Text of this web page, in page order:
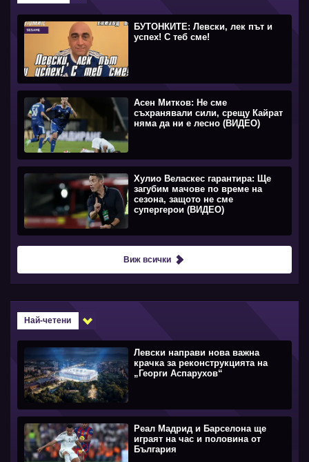
БУТОНКИТЕ: Левски, лек път и
успех! С теб сме!
Асен Митков: Не сме
съхранявали сили, срещу Кайрат
няма да ни е лесно (ВИДЕО)
Хулио Веласкес гарантира: Ще
загубим мачове по време на
сезона, защото не сме
супергерои (ВИДЕО)
Виж всички
Най-четени
Левски направи нова важна
крачка за реконструкцията на
„Георги Аспарухов“
Реал Мадрид и Барселона ще
играят на час и половина от
България